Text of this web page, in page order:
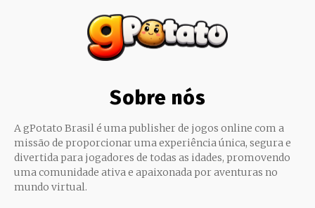
Sobre nós
A gPotato Brasil é uma publisher de jogos online com a
missão de proporcionar uma experiência única, segura e
divertida para jogadores de todas as idades, promovendo
uma comunidade ativa e apaixonada por aventuras no
mundo virtual.